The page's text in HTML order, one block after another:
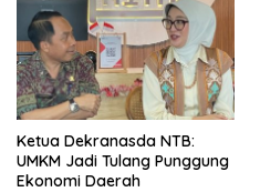
Ketua Dekranasda NTB:
UMKM Jadi Tulang Punggung
Ekonomi Daerah